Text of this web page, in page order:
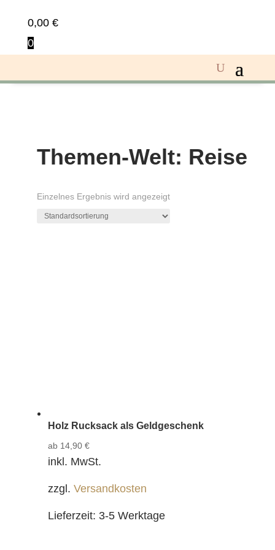
0,00 €
0
Themen-Welt: Reise
Einzelnes Ergebnis wird angezeigt
Holz Rucksack als Geldgeschenk
ab 14,90 €
inkl. MwSt.
zzgl. Versandkosten
Lieferzeit: 3-5 Werktage